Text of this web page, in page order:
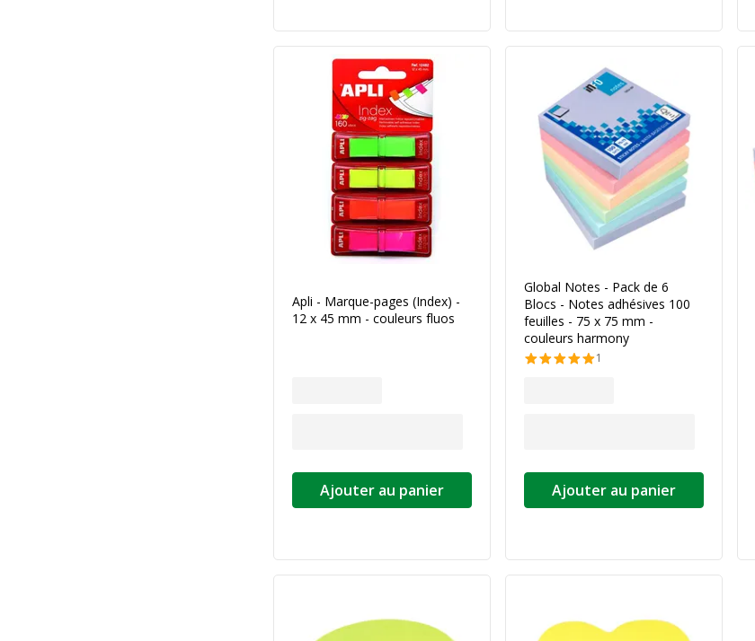
Apli - Marque-pages (Index) -
12 x 45 mm - couleurs fluos
Ajouter au panier
Global Notes - Pack de 6
Blocs - Notes adhésives 100
feuilles - 75 x 75 mm -
couleurs harmony
1
Ajouter au panier